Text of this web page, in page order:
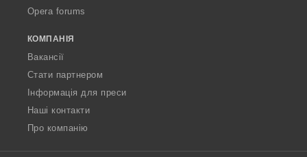
Opera forums
КОМПАНІЯ
Вакансії
Стати партнером
Інформація для преси
Наші контакти
Про компанію